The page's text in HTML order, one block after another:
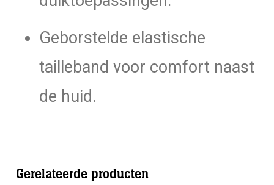
Geborstelde elastische
tailleband voor comfort naast
de huid.
Gerelateerde producten